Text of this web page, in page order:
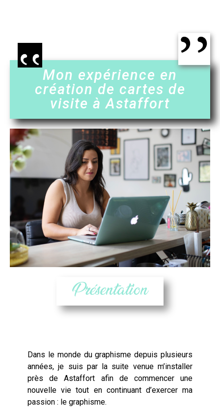
Mon expérience en
création de cartes de
visite à Astaffort
Présentation
Dans le monde du graphisme depuis plusieurs
années, je suis par la suite venue m’installer
près deAstaffort afin de commencer une
nouvelle vie tout en continuant d’exercer ma
passion : le graphisme.